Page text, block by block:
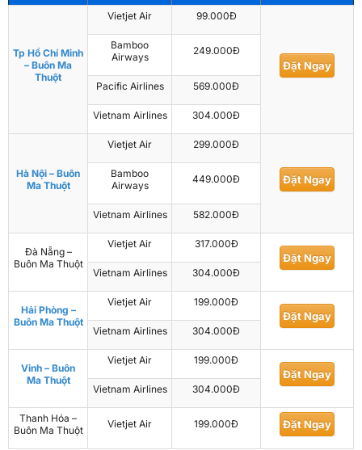
Tp Hồ Chí Minh
– Buôn Ma
Thuột
Vietjet Air 99.000Đ
Đặt Ngay
Bamboo
Airways
249.000Đ
Pacific Airlines 569.000Đ
Vietnam Airlines 304.000Đ
Hà Nội – Buôn
Ma Thuột
Vietjet Air 299.000Đ
Đặt Ngay
Bamboo
Airways
449.000Đ
Vietnam Airlines 582.000Đ
Đà Nẵng –
Buôn Ma Thuột
Vietjet Air 317.000Đ
Đặt Ngay
Vietnam Airlines 304.000Đ
Hải Phòng –
Buôn Ma Thuột
Vietjet Air 199.000Đ
Đặt Ngay
Vietnam Airlines 304.000Đ
Vinh – Buôn
Ma Thuột
Vietjet Air 199.000Đ
Đặt Ngay
Vietnam Airlines 304.000Đ
Thanh Hóa –
Buôn Ma Thuột
Vietjet Air 199.000Đ Đặt Ngay